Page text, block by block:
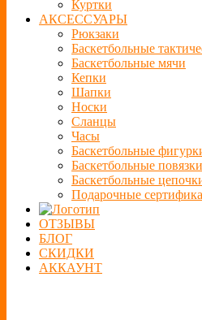
Куртки
АКСЕССУАРЫ
Рюкзаки
Баскетбольные
Баскетбольные мячи
Кепки
Шапки
Носки
Сланцы
Часы
Баскетбольные
Баскетбольные
Баскетбольные
Подарочные
ОТЗЫВЫ
БЛОГ
СКИДКИ
АККАУНТ